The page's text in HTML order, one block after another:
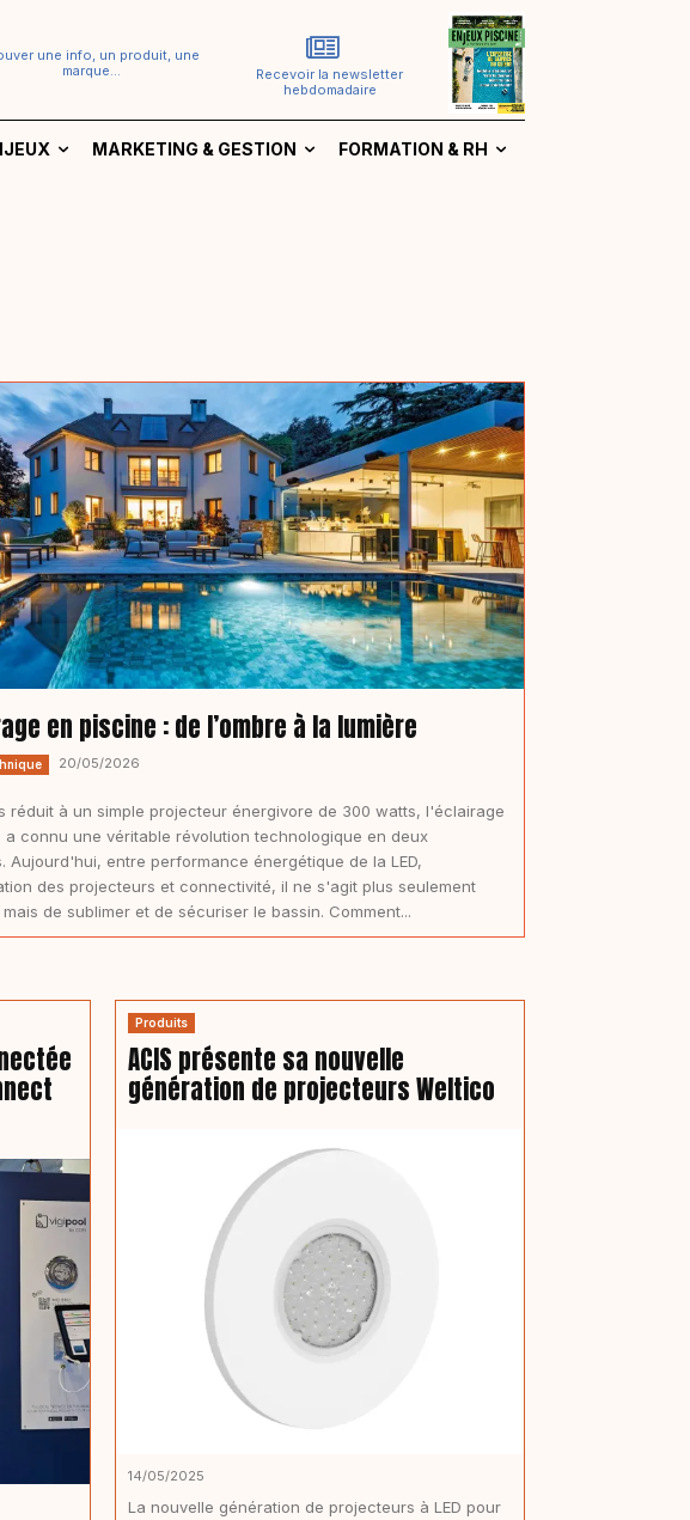
une info, un produit, une
marque...
Recevoir la newsletter
hebdomadaire
MARKETING & GESTION FORMATION & RH
en piscine : de l’ombre à la lumière
20/05/2026
réduit à un simple projecteur énergivore de 300 watts, l'éclairage
a connu une véritable révolution technologique en deux
Aujourd'hui, entre performance énergétique de la LED,
des projecteurs et connectivité, il ne s'agit plus seulement
de sublimer et de sécuriser le bassin. Comment...
Produits
ACIS présente sa nouvelle
génération de projecteurs Weltico
14/05/2025
La nouvelle génération de projecteurs à LED pour